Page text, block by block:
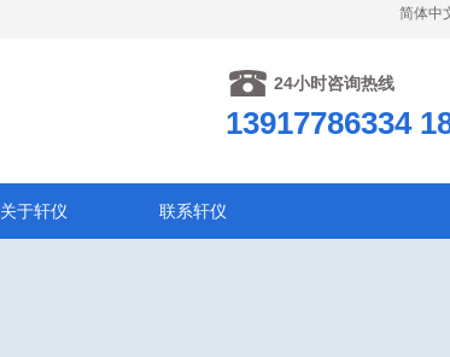
简体中
24小时咨询热线
13917786334
关于轩仪 联系轩仪